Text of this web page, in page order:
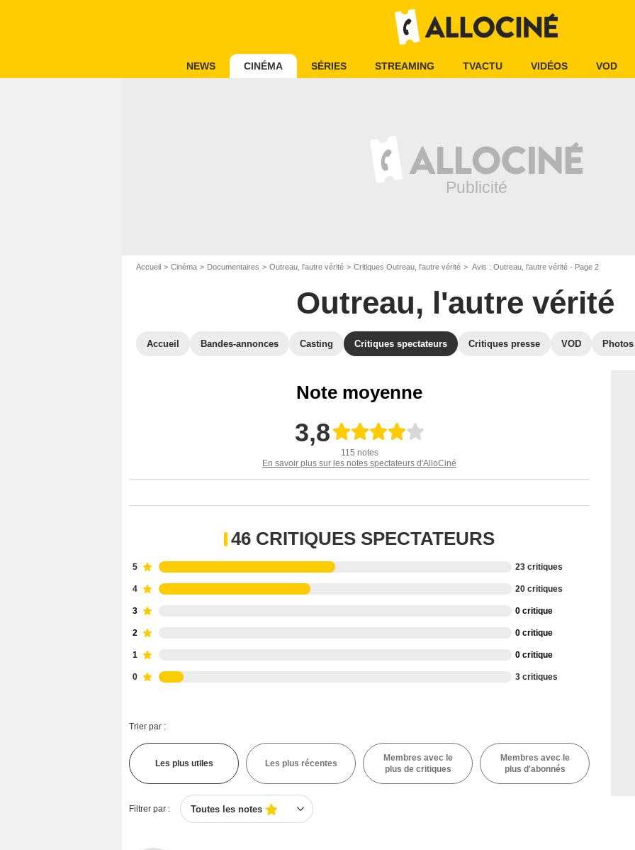
NEWS CINÉMA SÉRIES STREAMING TVACTU VIDÉOS VOD
Accueil Cinéma Documentaires Outreau, l'autre vérité Critiques Outreau, l'autre vérité Avis : Outreau, l'autre vérité - Page 2
Outreau, l'autre vérité
Accueil Bandes-annonces Casting Critiques spectateurs Critiques presse VOD Photos
Note moyenne
3,8
115 notes
En savoir plus sur les notes spectateurs d'AlloCiné
46 CRITIQUES SPECTATEURS
5 23 critiques
4 20 critiques
3 0 critique
2 0 critique
1 0 critique
0 3 critiques
Trier par :
Les plus utiles Les plus récentes
Membres avec le
plus de critiques
Membres avec le
plus d'abonnés
Filtrer par : Toutes les notes